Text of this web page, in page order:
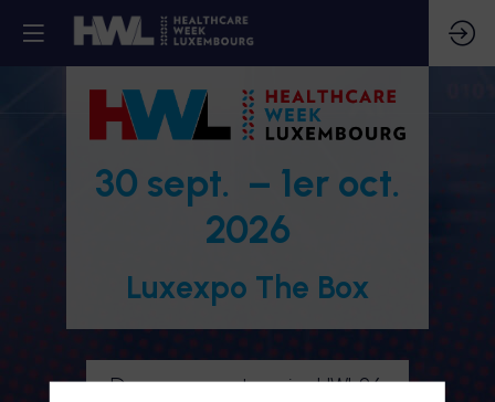
30 sept. – 1er oct.
2026
Luxexpo The Box
Devenez partenaire HWL26